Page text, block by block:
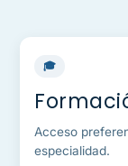
🎓
Acceso
especialidad.